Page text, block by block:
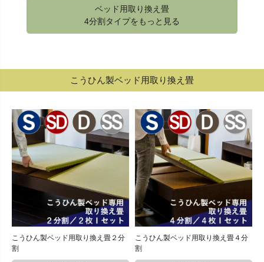
ベッド用取り換え畳
4分割タイプをもっと見る
こうひん製ベッド用取り換え畳
こうひん製ベッド用取り換え畳２分
割
こうひん製ベッド用取り換え畳４分
割